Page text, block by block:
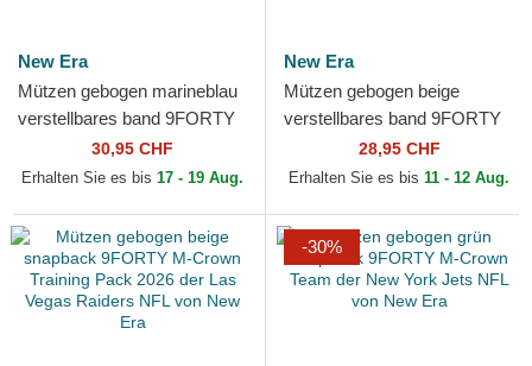
New Era
Mützen gebogen marineblau
verstellbares band 9FORTY
The League der Tennessee
Titans NFL von New Era
30,95 CHF
Erhalten Sie es bis 17 - 19 Aug.
New Era
Mützen gebogen beige
verstellbares band 9FORTY
Colour Block der Las Vegas
Raiders NFL von New Era
28,95 CHF
Erhalten Sie es bis 11 - 12 Aug.
-30%